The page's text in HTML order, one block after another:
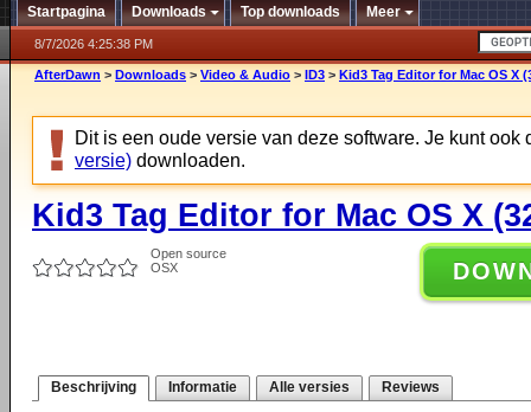
Startpagina Downloads Top downloads Meer
8/7/2026 4:25:38 PM
AfterDawn > Downloads > Video & Audio > ID3 > Kid3 Tag Editor for Mac OS X
Dit is een oude versie van deze software. Je kunt ook
versie) downloaden.
Kid3 Tag Editor for Mac OS X
Open source
OSX
Beschrijving Informatie Alle versies Reviews